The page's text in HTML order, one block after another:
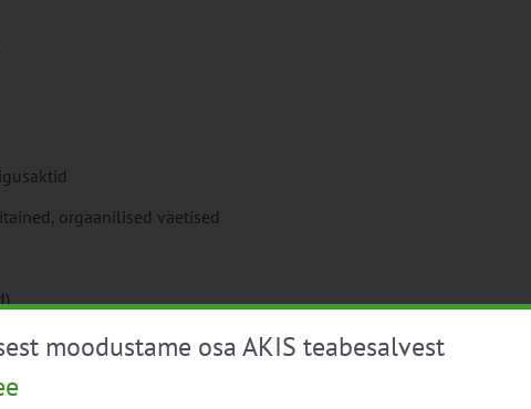
orgaanilised väetised
moodustame osa AKIS teabesalvest